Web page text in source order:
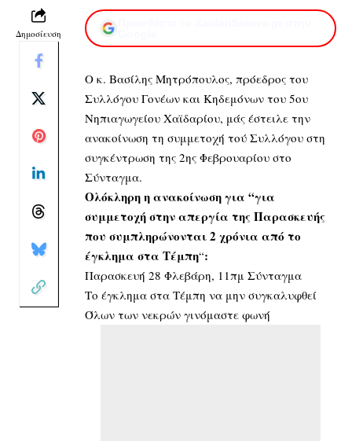
Δημοσίευση
Ο κ. Βασίλης Μητρόπουλος, πρόεδρος του
Συλλόγου Γονέων και Κηδεμόνων του 5ου
Νηπιαγωγείου Χαϊδαρίου, μάς έστειλε την
ανακοίνωση τη συμμετοχή τού Συλλόγου στη
συγκέντρωση της 2ης Φεβρουαρίου στο
Σύνταγμα.
Ολόκληρη η ανακοίνωση για “για
συμμετοχή στην απεργία της Παρασκευής
που συμπληρώνονται 2 χρόνια από το
έγκλημα στα Τέμπη“:
Παρασκευή 28 Φλεβάρη, 11πμ Σύνταγμα
Το έγκλημα στα Τέμπη να μην συγκαλυφθεί
Όλων των νεκρών γινόμαστε φωνή